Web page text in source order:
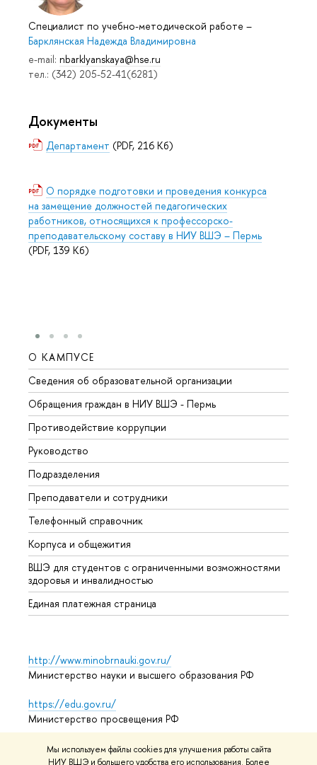
Мы используем файлы cookies для улучшения работы сайта
НИУ ВШЭ и большего удобства его использования. Более
Специалист по учебно-методической работе –
Барклянская Надежда Владимировна
e-mail: nbarklyanskaya@hse.ru
тел.: (342) 205-52-41(6281)
Документы
Департамент (PDF, 216 Кб)
О порядке подготовки и проведения конкурса
на замещение должностей педагогических
работников, относящихся к профессорско-
преподавательскому составу в НИУ ВШЭ – Пермь
(PDF, 139 Кб)
О КАМПУСЕ
Сведения об образовательной организации
Обращения граждан в НИУ ВШЭ - Пермь
Противодействие коррупции
Руководство
Подразделения
Преподаватели и сотрудники
Телефонный справочник
Корпуса и общежития
ВШЭ для студентов с ограниченными возможностями
здоровья и инвалидностью
Единая платежная страница
http://www.minobrnauki.gov.ru/
Министерство науки и высшего образования РФ
https://edu.gov.ru/
Министерство просвещения РФ
https://elearning.hse.ru/mooc